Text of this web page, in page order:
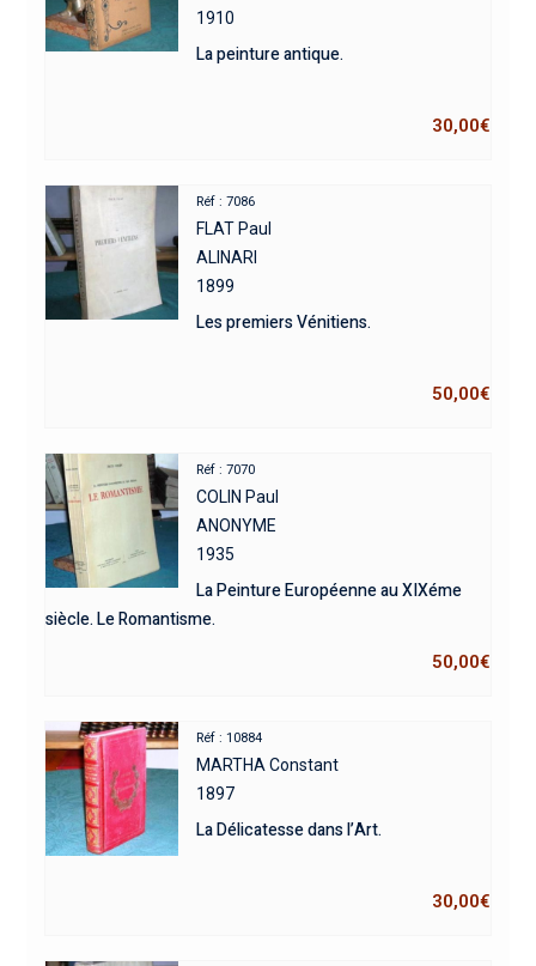
1910
La peinture antique.
30,00€
Réf : 7086
FLAT Paul
ALINARI
1899
Les premiers Vénitiens.
50,00€
Réf : 7070
COLIN Paul
ANONYME
1935
La Peinture Européenne au XIXéme
siècle. Le Romantisme.
50,00€
Réf : 10884
MARTHA Constant
1897
La Délicatesse dans l’Art.
30,00€